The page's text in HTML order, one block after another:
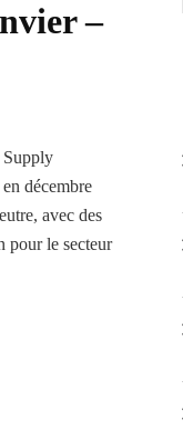
–
Supply
décembre
avec des
pour le secteur